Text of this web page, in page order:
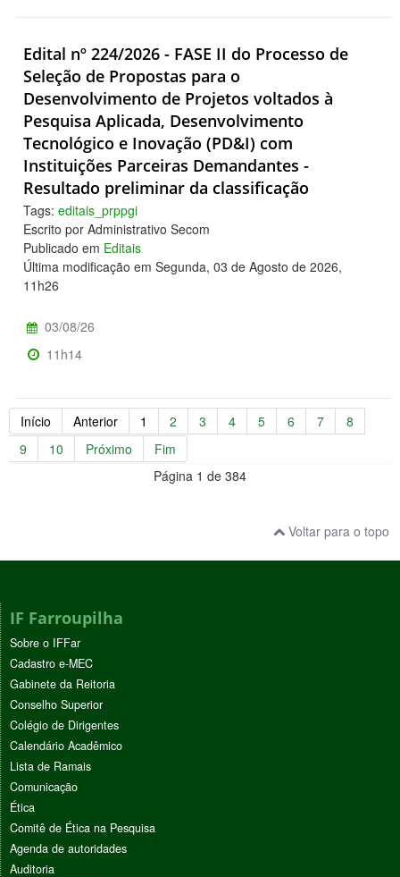
Edital nº 224/2026 - FASE II do Processo de
Seleção de Propostas para o
Desenvolvimento de Projetos voltados à
Pesquisa Aplicada, Desenvolvimento
Tecnológico e Inovação (PD&I) com
Instituições Parceiras Demandantes -
Resultado preliminar da classificação
Tags: editais_prppgi
Escrito por Administrativo Secom
Publicado em Editais
Última modificação em Segunda, 03 de Agosto de 2026,
11h26
03/08/26
11h14
Início Anterior 1 2 3 4 5 6 7
8
9
10 Próximo
Fim
Página 1 de 384
Voltar para o topo
IF Farroupilha
Sobre o IFFar
Cadastro e-MEC
Gabinete da Reitoria
Conselho Superior
Colégio de Dirigentes
Calendário Acadêmico
Lista de Ramais
Comunicação
Ética
Comitê de Ética na Pesquisa
Agenda de autoridades
Auditoria